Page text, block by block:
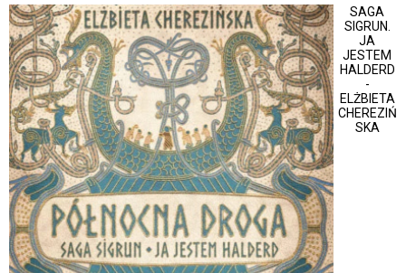
SAGA
SIGRUN.
JA
JESTEM
HALDERD
-
ELŻBIETA
CHEREZIŃ
SKA